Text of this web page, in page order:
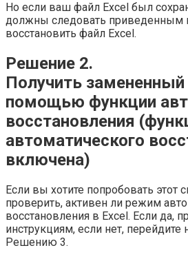
Но если ваш файл Excel был
должны следовать приведенным
восстановить файл Excel.
Решение 2.
Получить замененный
помощью функции
восстановления
автоматического
включена)
Если вы хотите попробовать этот
проверить, активен ли режим
восстановления в Excel. Если да,
инструкциям, если нет, перейдите
Решению 3.